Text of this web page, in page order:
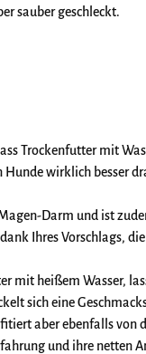
sauber geschleckt.
Trockenfutter mit
wirklich besser
Darm und ist
Ihres Vorschlags,
mit heißem Wasser,
sich eine
aber ebenfalls von
und ihre netten